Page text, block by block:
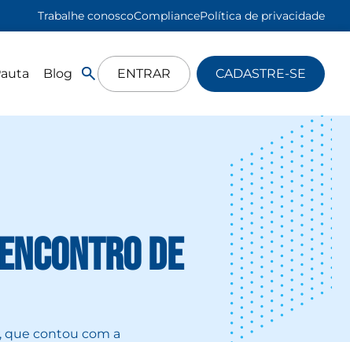
Trabalhe conoscoCompliancePolítica de privacidade
Blog ENTRAR CADASTRE-SE
de
que contou com a